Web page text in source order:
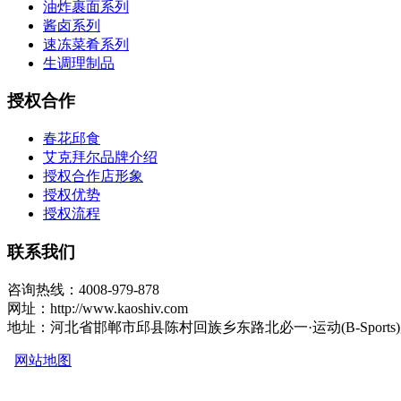
油炸裹面系列
酱卤系列
速冻菜肴系列
生调理制品
授权合作
春花邱食
艾克拜尔品牌介绍
授权合作店形象
授权优势
授权流程
联系我们
咨询热线：4008-979-878
网址：http://www.kaoshiv.com
地址：河北省邯郸市邱县陈村回族乡东路北必一·运动(B-
网站地图